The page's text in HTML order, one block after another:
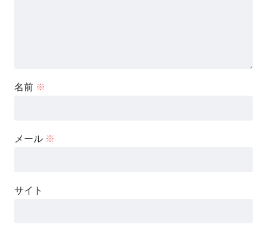
名前 ※
メール ※
サイト